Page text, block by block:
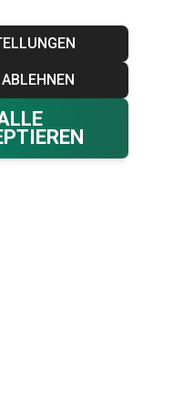
Kontakt
0 Ihr Warenkorb
€ 0,00